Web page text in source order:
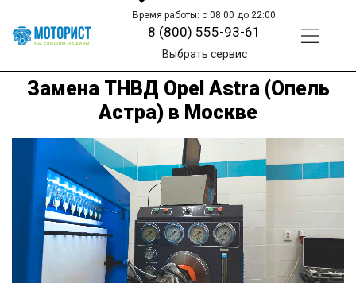
Время работы: с 08:00 до 22:00
8 (800) 555-93-61
Выбрать сервис
Замена ТНВД Opel Astra (Опель
Астра) в Москве